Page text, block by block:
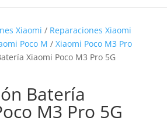
Xiaomi / Reparaciones Xiaomi
Poco M / Xiaomi Poco M3 Pro
Xiaomi Poco M3 Pro 5G
Batería
M3 Pro 5G